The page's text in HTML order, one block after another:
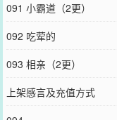
091 小霸道（2更）
092 吃荤的
093 相亲（2更）
上架感言及充值方式